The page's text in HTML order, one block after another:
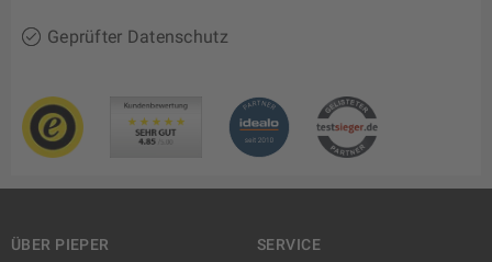
Geprüfter Datenschutz
ÜBER PIEPER
SERVICE